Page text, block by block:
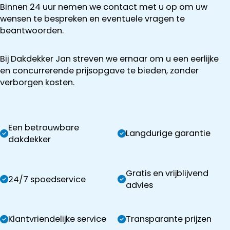
Binnen 24 uur nemen we contact met u op om uw
wensen te bespreken en eventuele vragen te
beantwoorden.
Bij Dakdekker Jan streven we ernaar om u een eerlijke
en concurrerende prijsopgave te bieden, zonder
verborgen kosten.
Een betrouwbare
dakdekker
Langdurige garantie
24/7 spoedservice
Gratis en vrijblijvend
advies
Klantvriendelijke service Transparante prijzen